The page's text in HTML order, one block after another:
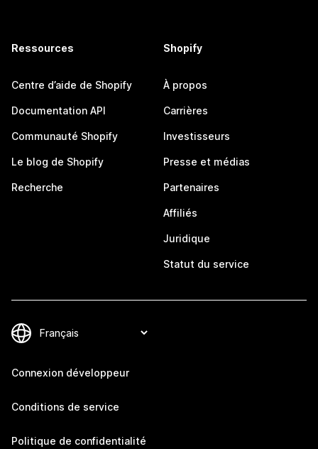
Ressources
Centre d’aide de Shopify
Documentation API
Communauté Shopify
Le blog de Shopify
Recherche
Shopify
À propos
Carrières
Investisseurs
Presse et médias
Partenaires
Affiliés
Juridique
Statut du service
Connexion développeur
Conditions de service
Politique de confidentialité